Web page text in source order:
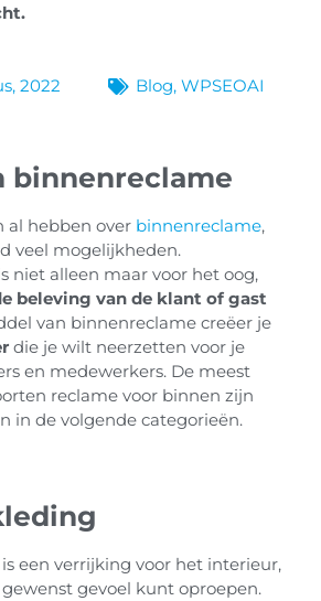
2022 Blog, WPSEOAI
binnenreclame
al hebben over binnenreclame,
veel mogelijkheden.
niet alleen maar voor het oog,
beleving van de klant of gast
van binnenreclame creëer je
die je wilt neerzetten voor je
en medewerkers. De meest
reclame voor binnen zijn
in de volgende categorieën.
is een verrijking voor het interieur,
gevoel kunt oproepen.